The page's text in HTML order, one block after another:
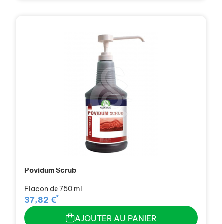
Povidum Scrub
Flacon de 750 ml
37,82 €*
AJOUTER AU PANIER